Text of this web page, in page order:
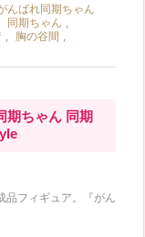
んばれ同期ちゃん
同期ちゃん ,
, 胸の谷間 ,
期ちゃん 同期
品フィギュア。『がん